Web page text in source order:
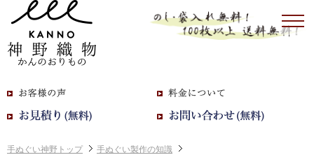
手ぬぐい神野トップ 手ぬぐい製作の知識